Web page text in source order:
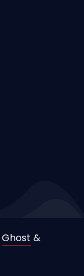
Ghost &